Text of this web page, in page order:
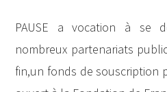
PAUSE a vocation à se
nombreux partenariats
fin,un fonds de souscription